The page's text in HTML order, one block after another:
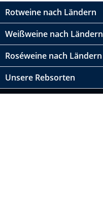
Rotweine nach Ländern
Weißweine nach Ländern
Roséweine nach Ländern
Unsere Rebsorten